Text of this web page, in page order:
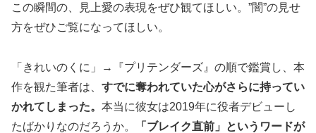
この瞬間の、見上愛の表現をぜひ観てほしい。”闇”の見せ
方をぜひご覧になってほしい。
「きれいのくに」→『プリテンダーズ』の順で鑑賞し、本
作を観た筆者は、 すでに奪われていた心がさらに持ってい
かれてしまった。 本当に彼女は2019年に役者デビューし
たばかりなのだろうか。
「ブレイク直前」というワードが